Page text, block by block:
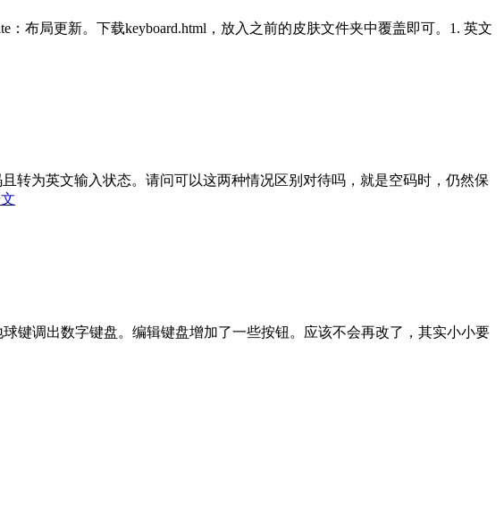
：布局更新。下载keyboard.html，放入之前的皮肤文件夹中覆盖即可。1. 英文
转为英文输入状态。请问可以这两种情况区别对待吗，就是空码时，仍然保
键调出数字键盘。编辑键盘增加了一些按钮。应该不会再改了，其实小小要